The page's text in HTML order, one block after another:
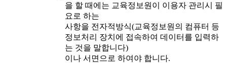
을 할 때에는 교육정보원이 이용자 관리시 필
요로 하는
사항을 전자적방식(교육정보원의 컴퓨터 등
정보처리 장치에 접속하여 데이터를 입력하
는 것을 말합니다)
이나 서면으로 하여야 합니다.